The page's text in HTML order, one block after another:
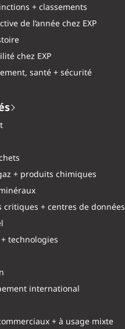
+ classements
de l’année chez EXP
chez EXP
santé + sécurité
+ produits chimiques
critiques + centres de données
technologies
international
+ à usage mixte